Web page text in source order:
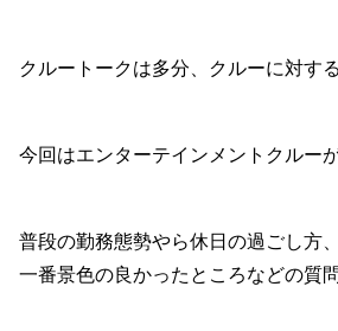
クルートークは多分、クルーに対す
今回はエンターテインメントクルーが
普段の勤務態勢やら休日の過ごし方
一番景色の良かったところなどの質